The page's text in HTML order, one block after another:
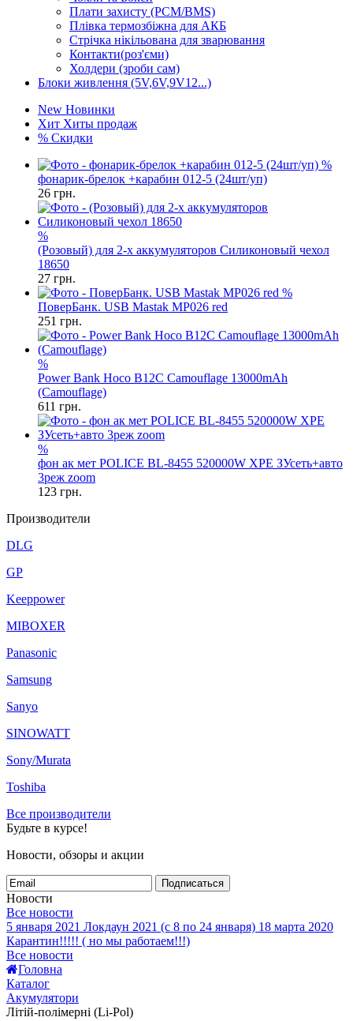
Плати захисту (PCM/BMS)
Плівка термозбіжна для АКБ
Стрічка нікільована для зварювання
Контакти(роз'єми)
Холдери (зроби сам)
Блоки живлення (5V,6V,9V12...)
New Новинки
Хит Хиты продаж
% Скидки
%
фонарик-брелок +карабин 012-5 (24шт/уп)
26 грн.
%
(Розовый) для 2-х аккумуляторов Силиконовый чехол
18650
27 грн.
%
ПоверБанк. USB Mastak MP026 red
251 грн.
%
Power Bank Hoco B12C Camouflage 13000mAh
(Camouflage)
611 грн.
%
фон ак мет POLICE BL-8455 520000W XPE ЗУсеть+авто
3реж zoom
123 грн.
Производители
DLG
GP
Keeppower
MIBOXER
Panasonic
Samsung
Sanyo
SINOWATT
Sony/Murata
Toshiba
Все производители
Будьте в курсе!
Новости, обзоры и акции
Подписаться
Новости
Все новости
5 января 2021 Локдаун 2021 (с 8 по 24 января) 18 марта 2020
Карантин!!!!! ( но мы работаем!!!)
Все новости
Головна
Каталог
Акумулятори
Літій-полімерні (Li-Pol)